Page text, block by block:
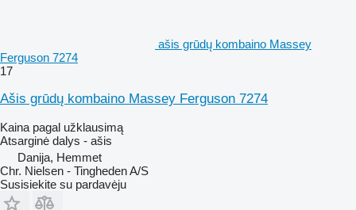
ašis grūdų kombaino Massey
Ferguson 7274
17
Ašis grūdų kombaino Massey Ferguson 7274
Kaina pagal užklausimą
Atsarginė dalys - ašis
Danija, Hemmet
Chr. Nielsen - Tingheden A/S
Susisiekite su pardavėju